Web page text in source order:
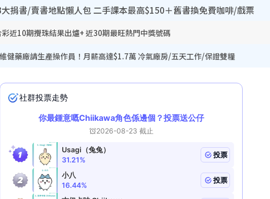
捐書/賣書地點懶人包 二手課本最高$150＋舊書換免費咖啡/戲票
近10期攪珠結果出爐+ 近30期最旺熱門中獎號碼
健藥廠請生產操作員！月薪高達$1.7萬 冷氣廠房/五天工作/保證雙糧